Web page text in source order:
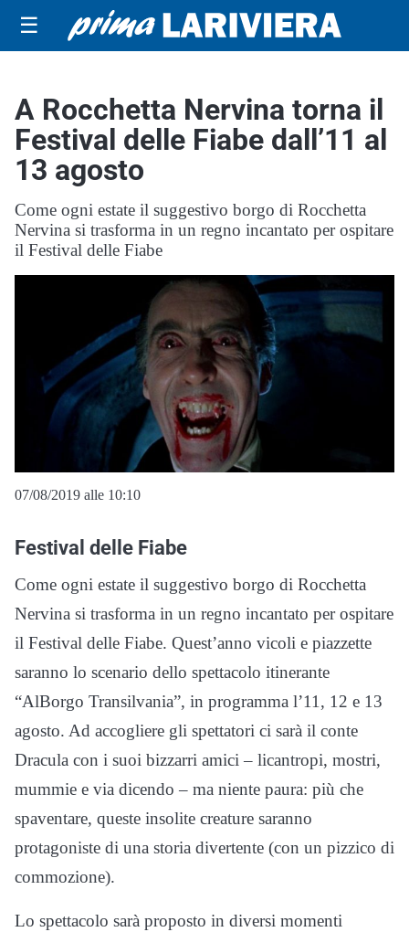
☰
A Rocchetta Nervina torna il
Festival delle Fiabe dall’11 al
13 agosto
Come ogni estate il suggestivo borgo di Rocchetta
Nervina si trasforma in un regno incantato per ospitare
il Festival delle Fiabe
07/08/2019 alle 10:10
Festival delle Fiabe
Come ogni estate il suggestivo borgo di Rocchetta
Nervina si trasforma in un regno incantato per ospitare
il Festival delle Fiabe. Quest’anno vicoli e piazzette
saranno lo scenario dello spettacolo itinerante
“AlBorgo Transilvania”, in programma l’11, 12 e 13
agosto. Ad accogliere gli spettatori ci sarà il conte
Dracula con i suoi bizzarri amici – licantropi, mostri,
mummie e via dicendo – ma niente paura: più che
spaventare, queste insolite creature saranno
protagoniste di una storia divertente (con un pizzico di
commozione).
Lo spettacolo sarà proposto in diversi momenti